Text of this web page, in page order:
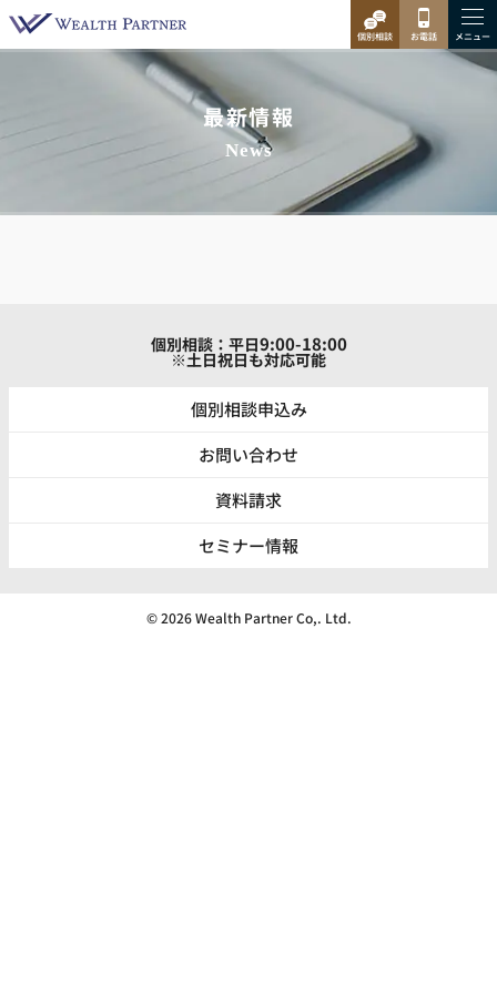
最新情報
News
個別相談：平日9:00-18:00
※土日祝日も対応可能
個別相談申込み
お問い合わせ
資料請求
セミナー情報
© 2026 Wealth Partner Co,. Ltd.